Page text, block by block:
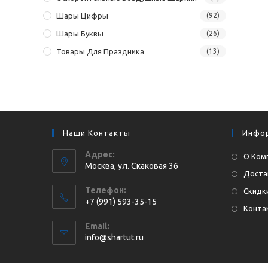
Шары Цифры (92)
Шары Буквы (26)
Товары Для Праздника (13)
Наши Контакты
Адрес:
Москва, ул. Cкаковая 36
Телефон:
+7 (991) 593-35-15
в
вашем
Email:
info@shartut.ru
О